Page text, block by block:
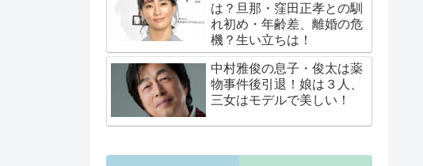
は？旦那・窪田正孝との馴
れ初め・年齢差、離婚の危
機？生い立ちは！
中村雅俊の息子・俊太は薬
物事件後引退！娘は３人、
三女はモデルで美しい！